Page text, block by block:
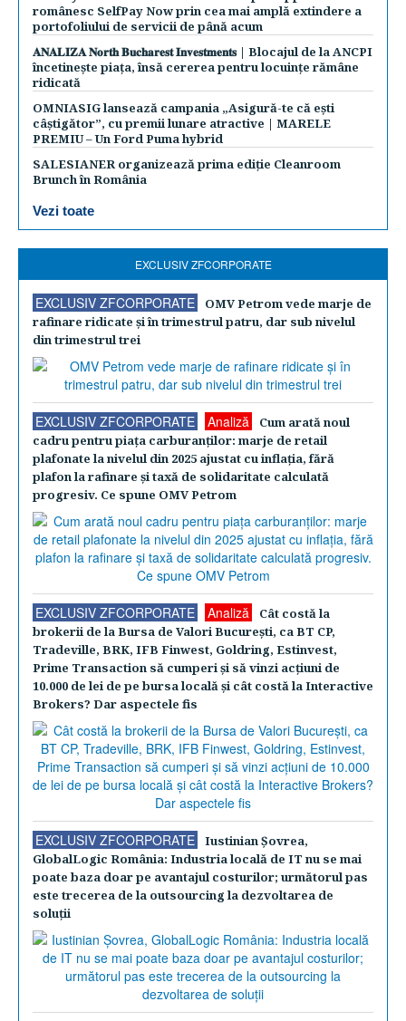
românesc SelfPay Now prin cea mai amplă extindere a
portofoliului de servicii de până acum
𝐀𝐍𝐀𝐋𝐈𝐙𝐀 𝐍𝐨𝐫𝐭𝐡 𝐁𝐮𝐜𝐡𝐚𝐫𝐞𝐬𝐭 𝐈𝐧𝐯𝐞𝐬𝐭𝐦𝐞𝐧𝐭𝐬 | Blocajul de la ANCPI
încetinește piața, însă cererea pentru locuințe rămâne
ridicată
OMNIASIG lansează campania „Asigură-te că ești
câștigător”, cu premii lunare atractive | MARELE
PREMIU – Un Ford Puma hybrid
SALESIANER organizează prima ediție Cleanroom
Brunch în România
Vezi toate
EXCLUSIV ZFCORPORATE
EXCLUSIV ZFCORPORATE
OMV Petrom vede marje de
rafinare ridicate şi în trimestrul patru, dar sub nivelul
din trimestrul trei
EXCLUSIV ZFCORPORATE Analiză
Cum arată noul
cadru pentru piaţa carburanţilor: marje de retail
plafonate la nivelul din 2025 ajustat cu inflaţia, fără
plafon la rafinare şi taxă de solidaritate calculată
progresiv. Ce spune OMV Petrom
EXCLUSIV ZFCORPORATE Analiză
Cât costă la
brokerii de la Bursa de Valori Bucureşti, ca BT CP,
Tradeville, BRK, IFB Finwest, Goldring, Estinvest,
Prime Transaction să cumperi şi să vinzi acţiuni de
10.000 de lei de pe bursa locală şi cât costă la Interactive
Brokers? Dar aspectele fis
EXCLUSIV ZFCORPORATE
Iustinian Şovrea,
GlobalLogic România: Industria locală de IT nu se mai
poate baza doar pe avantajul costurilor; următorul pas
este trecerea de la outsourcing la dezvoltarea de
soluţii